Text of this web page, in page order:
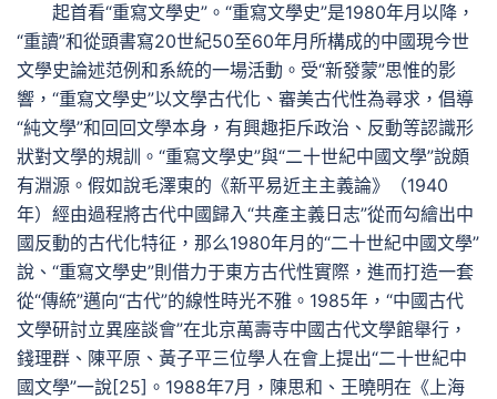
起首看“重寫文學史”。“重寫文學史”是1980年月以降，
“重讀”和從頭書寫20世紀50至60年月所構成的中國現今世
文學史論述范例和系統的一場活動。受“新發蒙”思惟的影
響，“重寫文學史”以文學古代化、審美古代性為尋求，倡導
“純文學”和回回文學本身，有興趣拒斥政治、反動等認識形
狀對文學的規訓。“重寫文學史”與“二十世紀中國文學”說頗
有淵源。假如說毛澤東的《新平易近主主義論》（1940
年）經由過程將古代中國歸入“共產主義日志”從而勾繪出中
國反動的古代化特征，那么1980年月的“二十世紀中國文學”
說、“重寫文學史”則借力于東方古代性實際，進而打造一套
從“傳統”邁向“古代”的線性時光不雅。1985年，“中國古代
文學研討立異座談會”在北京萬壽寺中國古代文學館舉行，
錢理群、陳平原、黃子平三位學人在會上提出“二十世紀中
國文學”一說[25]。1988年7月，陳思和、王曉明在《上海